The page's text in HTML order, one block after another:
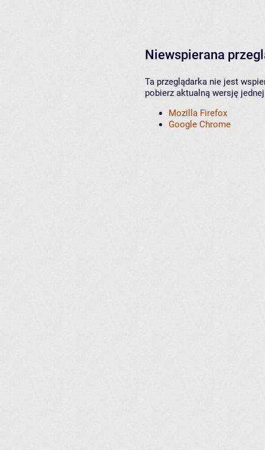
Niewspierana
Ta przeglądarka nie jest
pobierz aktualną wersję
Mozilla Firefox
Google Chrome